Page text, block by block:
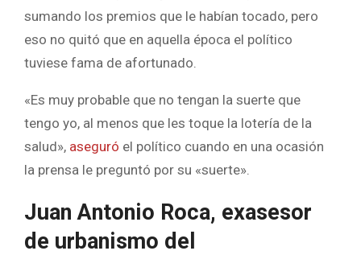
sumando los premios que le habían tocado, pero
eso no quitó que en aquella época el político
tuviese fama de afortunado.
«Es muy probable que no tengan la suerte que
tengo yo, al menos que les toque la lotería de la
salud», aseguró el político cuando en una ocasión
la prensa le preguntó por su «suerte».
Juan Antonio Roca, exasesor
de urbanismo del